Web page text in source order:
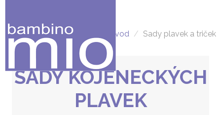
Úvod / Sady plavek a triček
SADY KOJENECKÝCH
PLAVEK